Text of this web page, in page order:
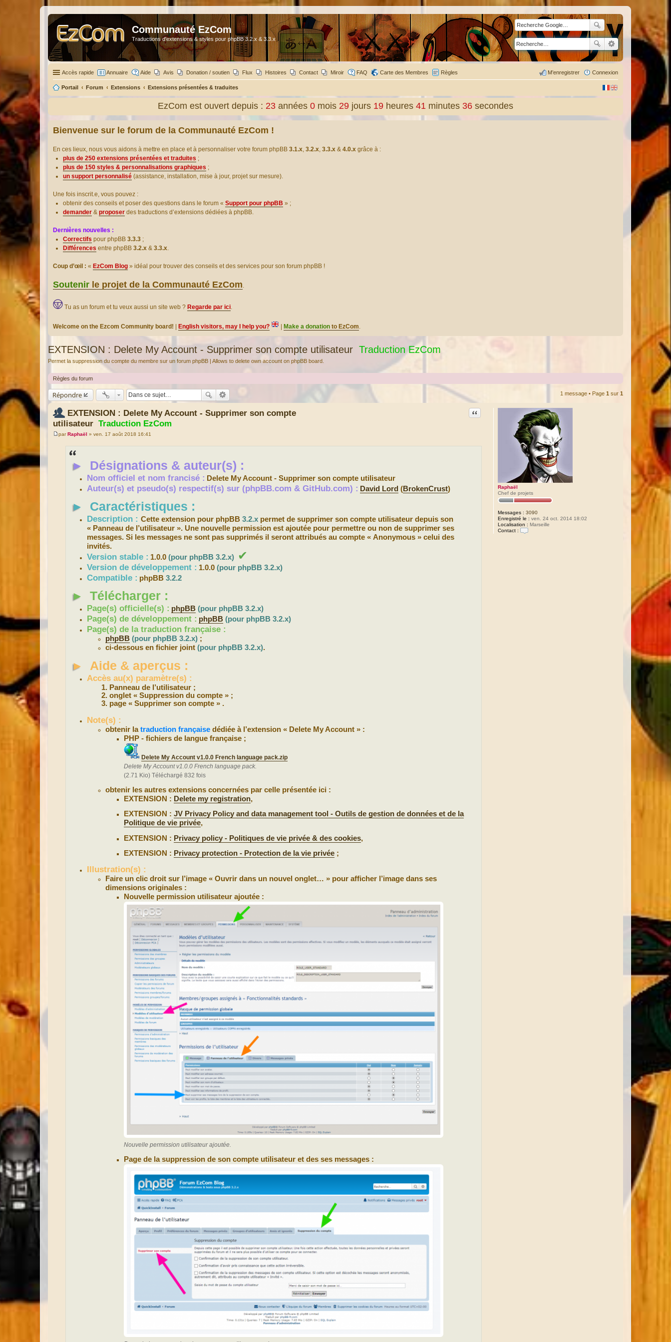
Communauté EzCom
Traductions d'extensions & styles pour phpBB 3.2.x & 3.3.x
Accès rapide Annuaire Aide Avis Donation / soutien Flux Histoires Contact Miroir FAQ Carte des Membres Règles Connexion
M’enregistrer
Portail Forum Extensions Extensions présentées & traduites
EzCom est ouvert depuis : 23 années 0 mois 29 jours 19 heures 41 minutes 37 secondes
Bienvenue sur le forum de la Communauté EzCom !
En ces lieux, nous vous aidons à mettre en place et à personnaliser votre forum phpBB 3.1.x, 3.2.x, 3.3.x & 4.0.x grâce à :
plus de 250 extensions présentées et traduites ;
plus de 150 styles & personnalisations graphiques ;
un support personnalisé (assistance, installation, mise à jour, projet sur mesure).
Une fois inscrit.e, vous pouvez :
obtenir des conseils et poser des questions dans le forum « Support pour phpBB » ;
demander & proposer des traductions d’extensions dédiées à phpBB.
Dernières nouvelles :
Correctifs pour phpBB 3.3.3 ;
Différences entre phpBB 3.2.x & 3.3.x.
Coup d’œil : « EzCom Blog » idéal pour trouver des conseils et des services pour son forum phpBB !
Soutenir le projet de la Communauté EzCom.
Tu as un forum et tu veux aussi un site web ? Regarde par ici.
Welcome on the Ezcom Community board! English visitors, may I help you? Make a donation to EzCom.
EXTENSION : Delete My Account - Supprimer son compte utilisateur Traduction EzCom
Permet la suppression du compte du membre sur un forum phpBB | Allows to delete own account on phpBB board.
Règles du forum
Répondre 1 message • Page 1 sur 1
Raphaël
Chef de projets
Messages : 3090
Enregistré le : ven. 24 oct. 2014 18:02
Localisation : Marseille
Contact :
EXTENSION : Delete My Account - Supprimer son compte
utilisateur Traduction EzCom
Citation
M
parRaphaël » ven. 17 août 2018 16:41
► Désignations & auteur(s) :
Nom officiel et nom francisé : Delete My Account - Supprimer son compte utilisateur
Auteur(s) et pseudo(s) respectif(s) sur (phpBB.com & GitHub.com) : David Lord (BrokenCrust)
► Caractéristiques :
Description :Cette extension pour phpBB3.2.x permet de supprimer son compte utilisateur depuis son
« Panneau de l’utilisateur ». Une nouvelle permission est ajoutée pour permettre ou non de supprimer ses
messages. Si les messages ne sont pas supprimés il seront attribués au compte « Anonymous » celui des
invités.
Version stable : 1.0.0(pour phpBB 3.2.x) ✔
Version de développement : 1.0.0(pour phpBB 3.2.x)
Compatible : phpBB3.2.2
► Télécharger :
Page(s) officielle(s) : phpBB (pour phpBB 3.2.x)
Page(s) de développement : phpBB (pour phpBB 3.2.x)
Page(s) de la traduction française :
phpBB (pour phpBB 3.2.x) ;
ci-dessous en fichier joint(pour phpBB 3.2.x).
► Aide & aperçus :
Accès au(x) paramètre(s) :
Panneau de l’utilisateur ;
onglet « Suppression du compte » ;
page « Supprimer son compte » .
Note(s) :
obtenir latraduction française dédiée à l’extension « Delete My Account » :
PHP - fichiers de langue française ;
Delete My Account v1.0.0 French language pack.zip
Delete My Account v1.0.0 French language pack.
(2.71 Kio) Téléchargé 832 fois
obtenir les autres extensions concernées par celle présentée ici :
EXTENSION : Delete my registration,
EXTENSION :JV Privacy Policy and data management tool - Outils de gestion de données et de la
Politique de vie privée,
EXTENSION : Privacy policy - Politiques de vie privée & des cookies,
EXTENSION : Privacy protection - Protection de la vie privée ;
Illustration(s) :
Faire un clic droit sur l’image « Ouvrir dans un nouvel onglet… » pour afficher l’image dans ses
dimensions originales :
Nouvelle permission utilisateur ajoutée :
Nouvelle permission utilisateur ajoutée.
Page de la suppression de son compte utilisateur et des ses messages :